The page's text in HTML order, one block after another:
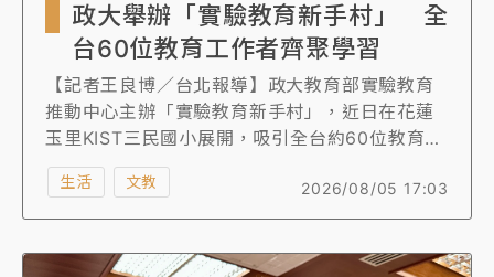
政大舉辦「實驗教育新手村」 全
台60位教育工作者齊聚學習
【記者王良博／台北報導】政大教育部實驗教育
推動中心主辦「實驗教育新手村」，近日在花蓮
玉里KIST三民國小展開，吸引全台約60位教育工
作者參加，為期三天的活動透過多軌選修體驗
課、深度真人圖書館對話與自主學習專題，引導
學員回歸「學習者」初衷。
2026/08/05 17:03
生活 文教